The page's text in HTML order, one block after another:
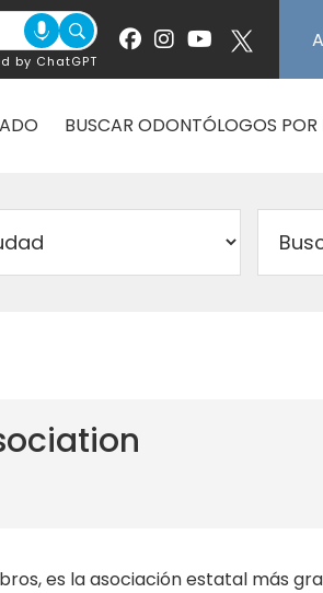
by ChatGPT
BUSCAR ODONTÓLOGOS POR
es la asociación estatal más